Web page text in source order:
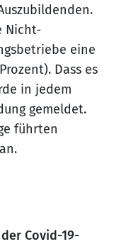
Nicht-
eine
Dass es
in jedem
gemeldet.
führten
Covid-19-